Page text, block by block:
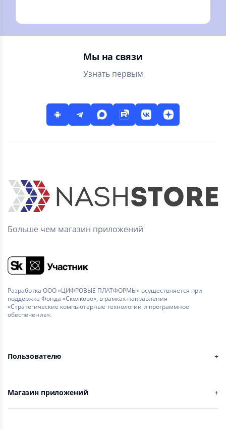
пройди с ним все
квесты!
Мы на связи
Узнать первым
Больше чем магазин приложений
Разработка ООО «ЦИФРОВЫЕ ПЛАТФОРМЫ» осуществляется при
поддержке Фонда «Сколково», в рамках направления
«Стратегические компьютерные технологии и программное
обеспечение».
Пользователю
Магазин приложений